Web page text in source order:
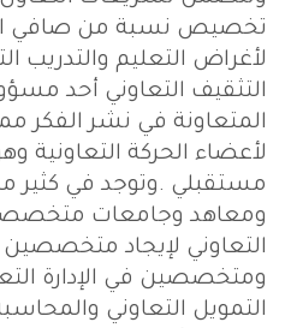
تخصيص نسبة من صافي
لأغراض التعليم والتدريب
التثقيف التعاوني أحد
المتعاونة في نشر الفكر
لأعضاء الحركة التعاونية
مستقبلي .وتوجد في كثير
ومعاهد وجامعات متخصصة
التعاوني لإيجاد
ومتخصصين في الإدارة
التمويل التعاوني